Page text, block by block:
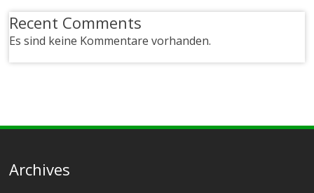
Recent Comments
Es sind keine Kommentare vorhanden.
Archives